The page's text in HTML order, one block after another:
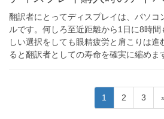
翻訳者にとってディスプレイは、パソコ
ルです。何しろ至近距離から1日に8時
しい選択をしても眼精疲労と肩こりは進
ると翻訳者としての寿命を確実に縮め
固
定
1
固
定
2
固
定
3